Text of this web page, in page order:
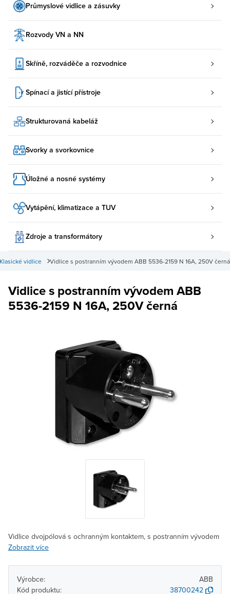
Průmyslové vidlice a zásuvky
Rozvody VN a NN
Skříně, rozváděče a rozvodnice
Spínací a jistící přístroje
Strukturovaná kabeláž
Svorky a svorkovnice
Úložné a nosné systémy
Vytápění, klimatizace a TUV
Zdroje a transformátory
Vidlice s postranním vývodem ABB 5536-2159 N 16A, 250V černá
Klasické vidlice
Vidlice s postranním vývodem ABB
5536-2159 N 16A, 250V černá
Vidlice dvojpólová s ochranným kontaktem, s postranním vývodem
Zobrazit více
Výrobce:
ABB
Kód produktu:
38700242